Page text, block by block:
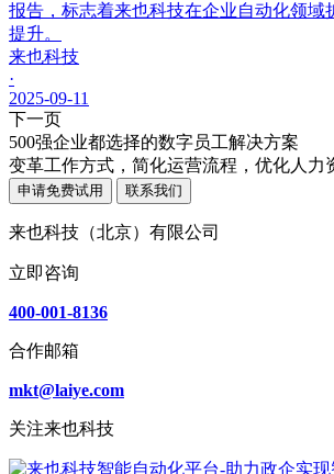
报告，标志着来也科技在企业自动化领域
提升。
来也科技
·
2025-09-11
下一页
500强企业都选择的数字员工解决方案
变革工作方式，简化运营流程，优化人力
申请免费试用 联系我们
来也科技（北京）有限公司
立即咨询
400-001-8136
合作邮箱
mkt@laiye.com
关注来也科技